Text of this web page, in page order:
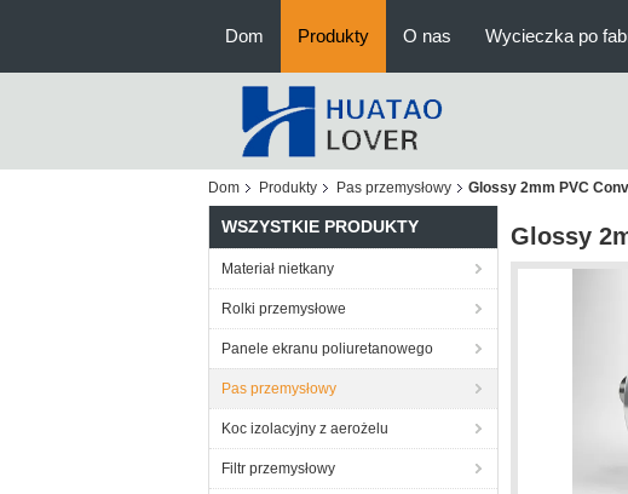
Dom Produkty O nas Wycieczka po
Dom Produkty Pas przemysłowy Glossy 2mm PVC
WSZYSTKIE PRODUKTY
Materiał nietkany
Rolki przemysłowe
Panele ekranu poliuretanowego
Pas przemysłowy
Koc izolacyjny z aerożelu
Filtr przemysłowy
Glossy